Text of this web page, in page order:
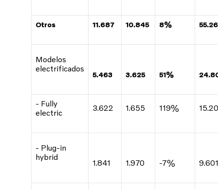
Otros 11.687 10.845 8%
Modelos
electrificados
5.463 3.625 51%
- Fully
electric
3.622 1.655 119%
- Plug-in
hybrid
1.841 1.970 -7% 9.601